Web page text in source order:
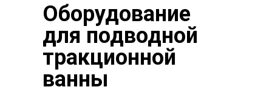
Оборудование
для подводной
тракционной
ванны